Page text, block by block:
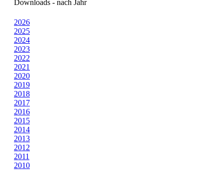
Downloads - nach Jahr
2026
2025
2024
2023
2022
2021
2020
2019
2018
2017
2016
2015
2014
2013
2012
2011
2010